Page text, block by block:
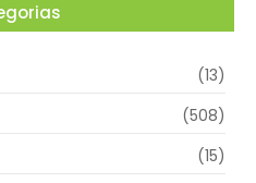
(13)
(508)
(15)